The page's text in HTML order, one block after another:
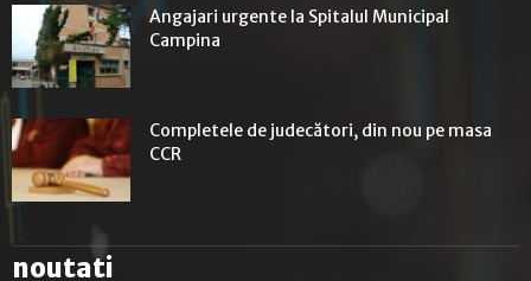
Angajari urgente la Spitalul Municipal
Campina
Completele de judecători, din nou pe masa
CCR
noutati